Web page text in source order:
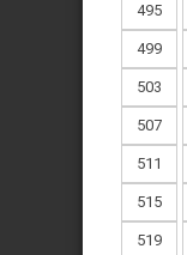
495
499
503
507
511
515
519